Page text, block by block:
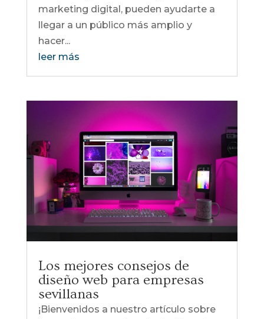
marketing digital, pueden ayudarte a
llegar a un público más amplio y
hacer...
leer más
Los mejores consejos de
diseño web para empresas
sevillanas
¡Bienvenidos a nuestro artículo sobre